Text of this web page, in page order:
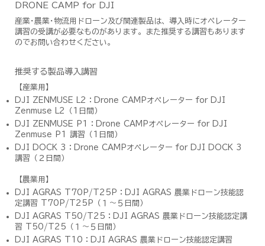
DRONE CAMP for DJI
産業･農業･物流用ドローン及び関連製品は、導入時にオペレーター
講習の受講が必要なものがあります。また推奨する講習もあります
のでお問い合わせください。
推奨する製品導入講習
【産業用】
DJI ZENMUSE L2：Drone CAMPオペレーター for DJI
Zenmuse L2（1日間）
DJI ZENMUSE P1：Drone CAMPオペレーター for DJI
Zenmuse P1 講習（1日間）
DJI DOCK 3：Drone CAMPオペレーター for DJI DOCK 3
講習（２日間）
【農業用】
DJI AGRAS T70P/T25P：DJI AGRAS 農業ドローン技能認
定講習 T70P/T25P（１～５日間）
DJI AGRAS T50/T25：DJI AGRAS 農業ドローン技能認定講
習 T50/T25（１～５日間）
DJI AGRAS T10：DJI AGRAS 農業ドローン技能認定講習